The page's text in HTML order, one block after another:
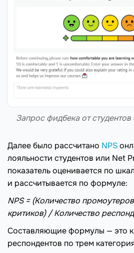
Запрос фидбека от
Далее было рассчитано NPS
лояльности студентов или Net
показатель оценивается по
и рассчитывается по формуле:
NPS = (Количество
критиков) / Количество
Составляющие формулы — это
респондентов по трем